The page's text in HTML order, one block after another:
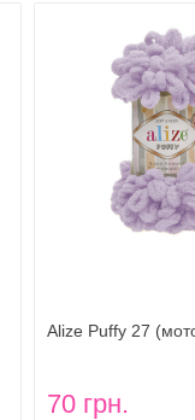
Alize Puffy 27
70 грн.